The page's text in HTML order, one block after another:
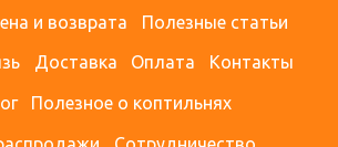
и возврата Полезные статьи
Доставка Оплата Контакты
Полезное о коптильнях